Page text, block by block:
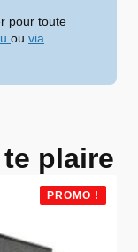
pour toute
ou via
plaire
PROMO !